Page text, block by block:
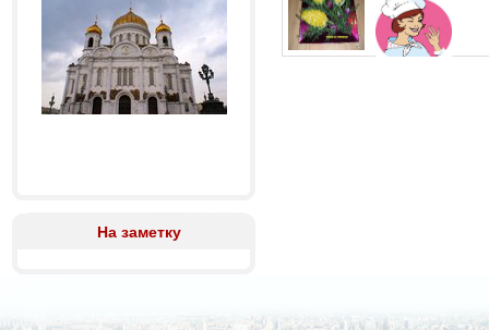
На заметку